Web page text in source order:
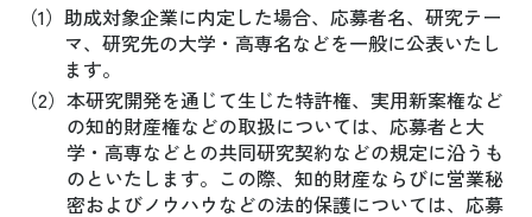
（1） 助成対象企業に内定した場合、応募者名、研究テー
マ、研究先の大学・高専名などを一般に公表いたし
ます。
（2） 本研究開発を通じて生じた特許権、実用新案権など
の知的財産権などの取扱については、応募者と大
学・高専などとの共同研究契約などの規定に沿うも
のといたします。この際、知的財産ならびに営業秘
密およびノウハウなどの法的保護については、応募